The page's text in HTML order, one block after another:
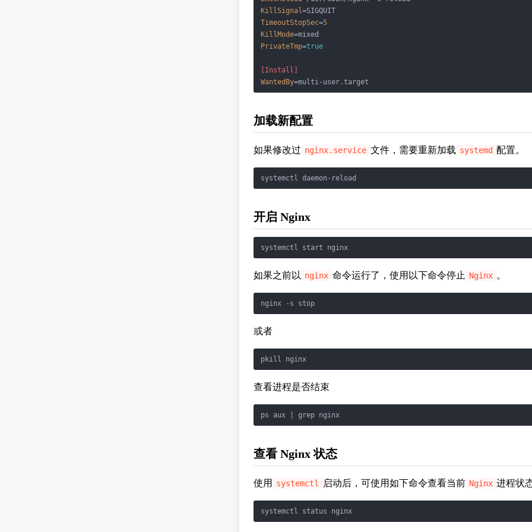
KillSignal
TimeoutStopSec=5
KillMode
PrivateTmp=true
[Install]
WantedBy
加载新配置
如果修改过 nginx.service 文件，需要重新加载 systemd 配置。
开启 Nginx
如果之前以 nginx 命令运行了，使用以下命令停止 Nginx 。
或者
查看进程是否结束
查看 Nginx 状态
使用 systemctl 启动后，可使用如下命令查看当前 Nginx 进程状